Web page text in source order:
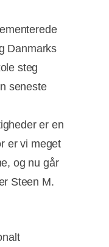
Danmarks
steg
seneste
er en
er vi meget
og nu går
Steen M.